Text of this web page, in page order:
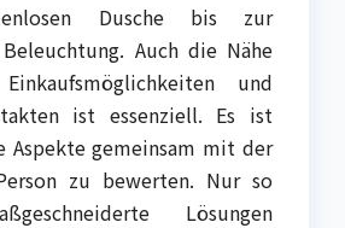
Dusche bis zur
Auch die Nähe
und
ist essenziell. Es ist
Aspekte gemeinsam mit der
zu bewerten. Nur so
Lösungen